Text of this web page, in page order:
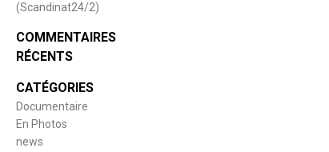
(Scandinat24/2)
COMMENTAIRES
RÉCENTS
CATÉGORIES
Documentaire
En Photos
news